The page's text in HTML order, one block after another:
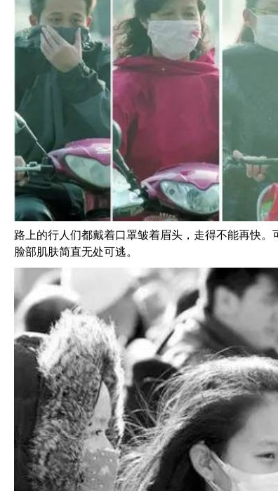
路上的行人们都戴着口罩皱着眉头，走得不能再快
脸部肌肤简直无处可逃。